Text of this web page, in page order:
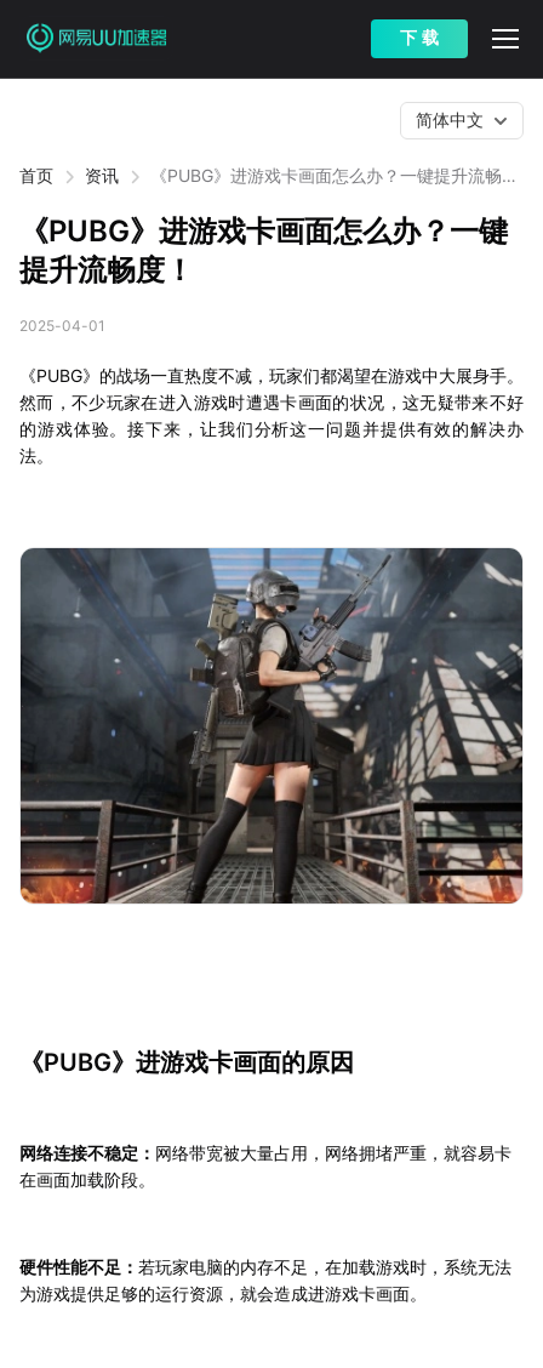
下 载
首页 资讯
《PUBG》进游戏卡画面怎么办？一键提升流畅
简体中文
《PUBG》进游戏卡画面怎么办？一键
提升流畅度！
2025-04-01
《PUBG》的战场一直热度不减，玩家们都渴望在游戏中大展身手。
然而，不少玩家在进入游戏时遭遇卡画面的状况，这无疑带来不好
的游戏体验。接下来，让我们分析这一问题并提供有效的解决办
法。
《PUBG》进游戏卡画面的原因
网络连接不稳定： 网络带宽被大量占用，网络拥堵严重，就容易卡
在画面加载阶段。
硬件性能不足： 若玩家电脑的内存不足，在加载游戏时，系统无法
为游戏提供足够的运行资源，就会造成进游戏卡画面。